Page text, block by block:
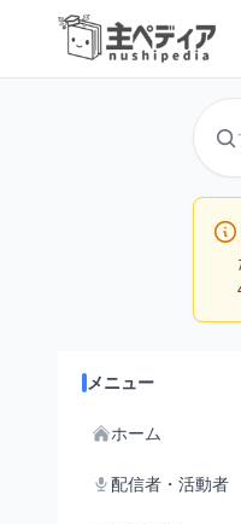
サ
メニュー
ホーム
配信者・活動者